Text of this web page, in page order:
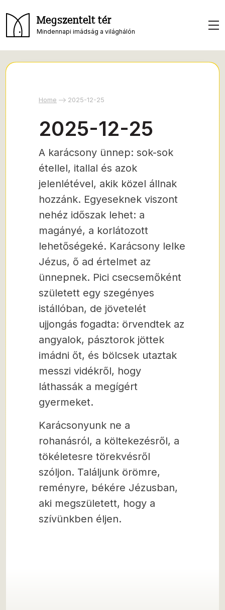
Megszentelt tér
Mindennapi imádság a világhálón
Home 2025-12-25
2025-12-25
A karácsony ünnep: sok-sok
étellel, itallal és azok
jelenlétével, akik közel állnak
hozzánk. Egyeseknek viszont
nehéz időszak lehet: a
magányé, a korlátozott
lehetőségeké. Karácsony lelke
Jézus, ő ad értelmet az
ünnepnek. Pici csecsemőként
született egy szegényes
istállóban, de jövetelét
ujjongás fogadta: örvendtek az
angyalok, pásztorok jöttek
imádni őt, és bölcsek utaztak
messzi vidékről, hogy
láthassák a megígért
gyermeket.
Karácsonyunk ne a
rohanásról, a költekezésről, a
tökéletesre törekvésről
szóljon. Találjunk örömre,
reményre, békére Jézusban,
aki megszületett, hogy a
szívünkben éljen.